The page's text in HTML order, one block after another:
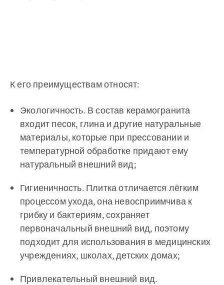
К его преимуществам относят:
Экологичность. В состав керамогранита
входит песок, глина и другие натуральные
материалы, которые при прессовании и
температурной обработке придают ему
натуральный внешний вид;
Гигиеничность. Плитка отличается лёгким
процессом ухода, она невосприимчива к
грибку и бактериям, сохраняет
первоначальный внешний вид, поэтому
подходит для использования в медицинских
учреждениях, школах, детских домах;
Привлекательный внешний вид.